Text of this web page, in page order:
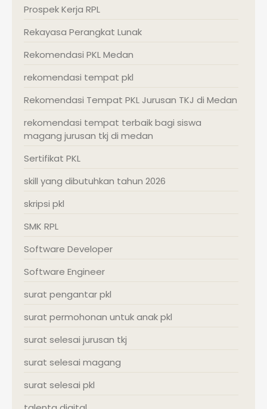
Prospek Kerja RPL
Rekayasa Perangkat Lunak
Rekomendasi PKL Medan
rekomendasi tempat pkl
Rekomendasi Tempat PKL Jurusan TKJ di Medan
rekomendasi tempat terbaik bagi siswa
magang jurusan tkj di medan
Sertifikat PKL
skill yang dibutuhkan tahun 2026
skripsi pkl
SMK RPL
Software Developer
Software Engineer
surat pengantar pkl
surat permohonan untuk anak pkl
surat selesai jurusan tkj
surat selesai magang
surat selesai pkl